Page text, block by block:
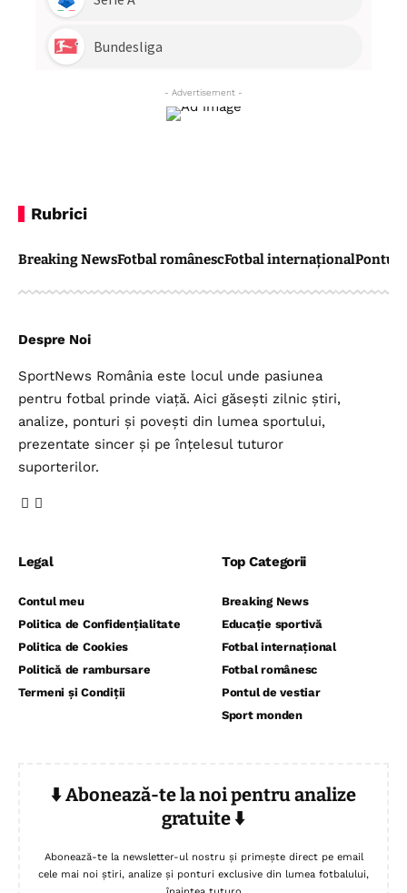
- Advertisement -
Rubrici
Breaking NewsFotbal românescFotbal internaționalPontul
Despre Noi
SportNews România este locul unde pasiunea
pentru fotbal prinde viață. Aici găsești zilnic știri,
analize, ponturi și povești din lumea sportului,
prezentate sincer și pe înțelesul tuturor
suporterilor.
Legal
Contul meu
Politica de Confidențialitate
Politica de Cookies
Politică de rambursare
Termeni și Condiții
Top Categorii
Breaking News
Educație sportivă
Fotbal internațional
Fotbal românesc
Pontul de vestiar
Sport monden
⬇️ Abonează-te la noi pentru analize
gratuite ⬇️
Abonează-te la newsletter-ul nostru și primește direct pe email
cele mai noi știri, analize și ponturi exclusive din lumea fotbalului,